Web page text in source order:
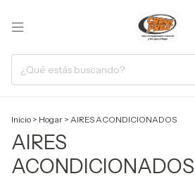
Inicio > Hogar > AIRES ACONDICIONADOS
AIRES
ACONDICIONADOS